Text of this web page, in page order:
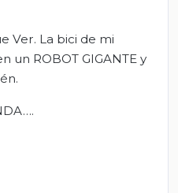
Ver. La bici de mi
un ROBOT GIGANTE y